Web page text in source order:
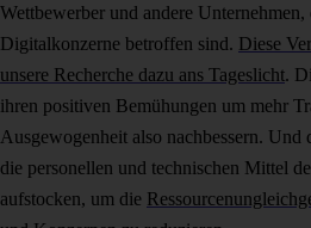
Wettbewerber und andere
Digitalkonzerne betroffen sind. Diese
unsere Recherche dazu ans Tageslicht.
ihren positiven Bemühungen um mehr
Ausgewogenheit also nachbessern.
die personellen und technischen Mittel
aufstocken, um die